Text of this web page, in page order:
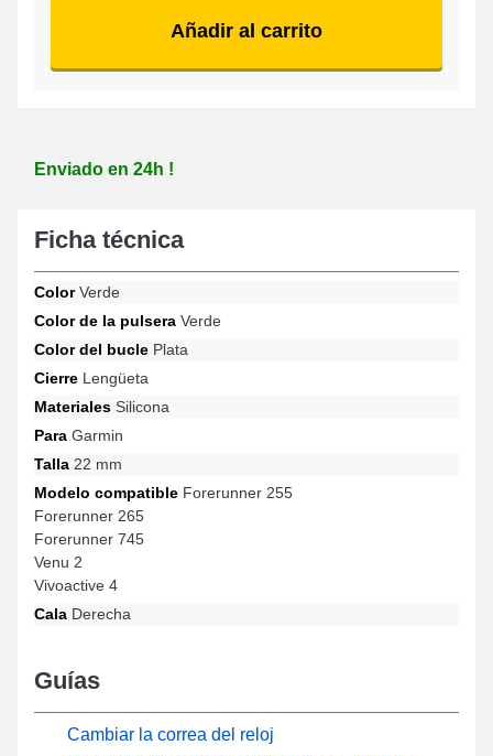
Añadir al carrito
Enviado en 24h !
Ficha técnica
ColorVerde
Color de la pulsera Verde
Color del bucle Plata
Cierre Lengüeta
Materiales Silicona
Para Garmin
Talla 22 mm
Modelo compatible Forerunner 255
Forerunner 265
Forerunner 745
Venu 2
Vivoactive 4
Cala Derecha
Guías
Cambiar la correa del reloj